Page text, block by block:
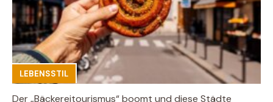
LEBENSSTIL
Der „Bäckereitourismus“ boomt und diese Städte